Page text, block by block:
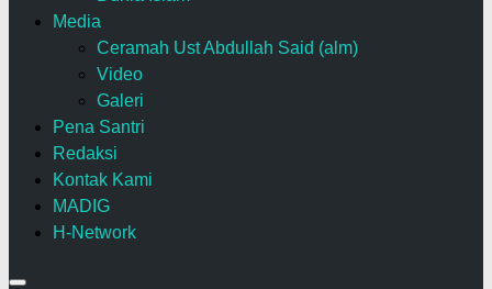
Media
Ceramah Ust Abdullah Said (alm)
Video
Galeri
Pena Santri
Redaksi
Kontak Kami
MADIG
H-Network